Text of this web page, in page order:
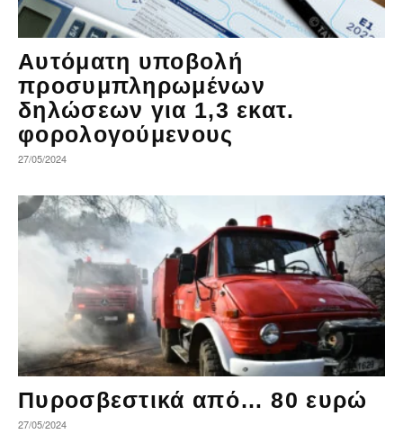
Αυτόματη υποβολή
προσυμπληρωμένων
δηλώσεων για 1,3 εκατ.
φορολογούμενους
27/05/2024
Πυροσβεστικά από… 80 ευρώ
27/05/2024